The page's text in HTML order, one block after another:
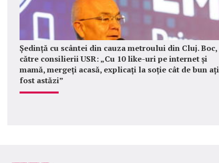
Ședință cu scântei din cauza metroului din Cluj. Boc,
către consilierii USR: „Cu 10 like-uri pe internet și
mamă, mergeți acasă, explicați la soție cât de bun ați
fost astăzi”